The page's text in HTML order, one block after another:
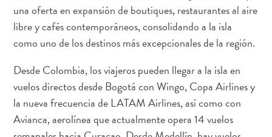
mi
guía
Curaçao
una oferta en expansión de boutiques, restaurantes al aire
libre y cafés contemporáneos, consolidando a la isla
como uno de los destinos más excepcionales de la región.
Desde Colombia, los viajeros pueden llegar a la isla en
vuelos directos desde Bogotá con Wingo, Copa Airlines y
la nueva frecuencia de LATAM Airlines, así como con
Avianca, aerolínea que actualmente opera 14 vuelos